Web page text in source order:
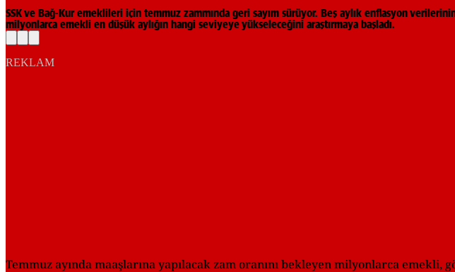
SSK ve Bağ-Kur emeklileri için temmuz zammında geri sayım sürüyor. Beş aylık enflasyon
milyonlarca emekli en düşük aylığın hangi seviyeye yükseleceğini araştırmaya başladı.
REKLAM
Temmuz ayında maaşlarına yapılacak zam oranını bekleyen milyonlarca emekli,